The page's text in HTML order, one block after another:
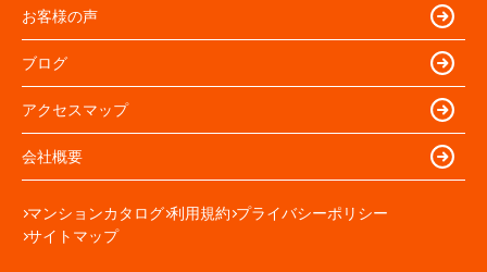
お客様の声
ブログ
アクセスマップ
会社概要
マンションカタログ 利用規約 プライバシーポリシー
サイトマップ